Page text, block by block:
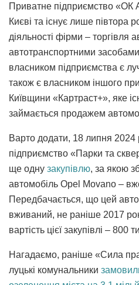
Приватне підприємство «ОК
Києві та існує лише півтора
діяльності фірми – торгівля
автотранспортними
власником підприємства є
також є власником іншого
Київщини «Картраст+», яке
займається продажем
Варто додати, 18 липня 2024
підприємство «Парки та
ще одну закупівлю, за якою
автомобіль Opel Movano –
Передбачається, що цей
вживаний, не раніше 2017
вартість цієї закупівлі – 800
Нагадаємо, раніше «Сила
луцькі комунальники